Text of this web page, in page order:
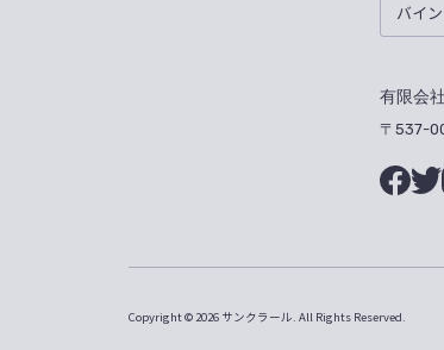
バイ
有限会
〒537-
Copyright © 2026 サンクラール. All Rights Reserved.